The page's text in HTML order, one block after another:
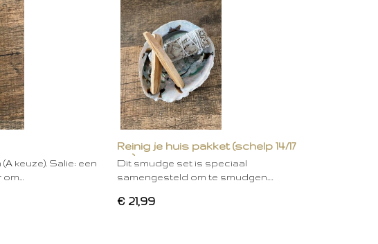
keuze). Salie: een
Reinig je huis pakket (schelp 14/17
cm)
Dit smudge set is speciaal
samengesteld om te smudgen.…
€ 21,99